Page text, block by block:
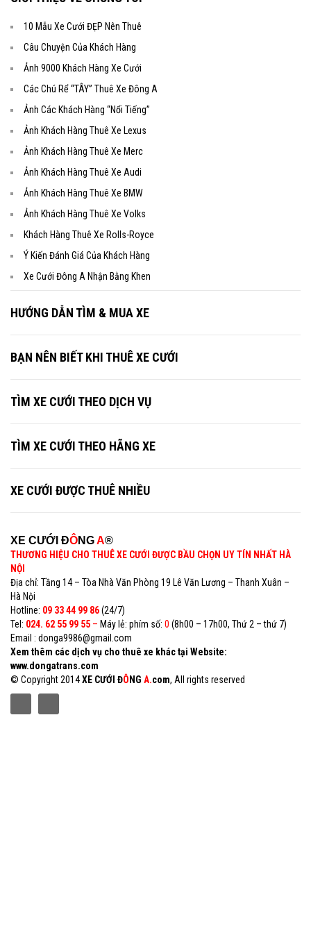
10 Mẫu Xe Cưới ĐẸP Nên Thuê
Câu Chuyện Của Khách Hàng
Ảnh 9000 Khách Hàng Xe Cưới
Các Chú Rể “TÂY” Thuê Xe Đông A
Ảnh Các Khách Hàng “Nổi Tiếng”
Ảnh Khách Hàng Thuê Xe Lexus
Ảnh Khách Hàng Thuê Xe Merc
Ảnh Khách Hàng Thuê Xe Audi
Ảnh Khách Hàng Thuê Xe BMW
Ảnh Khách Hàng Thuê Xe Volks
Khách Hàng Thuê Xe Rolls-Royce
Ý Kiến Đánh Giá Của Khách Hàng
Xe Cưới Đông A Nhận Bằng Khen
HƯỚNG DẪN TÌM & MUA XE
BẠN NÊN BIẾT KHI THUÊ XE CƯỚI
TÌM XE CƯỚI THEO DỊCH VỤ
TÌM XE CƯỚI THEO HÃNG XE
XE CƯỚI ĐƯỢC THUÊ NHIỀU
XE CƯỚI ĐÔNGA®
THƯƠNG HIỆU CHO THUÊ XE CƯỚI ĐƯỢC BẦU CHỌN UY TÍN NHẤT HÀ
NỘI
Địa chỉ: Tầng 14 – Tòa Nhà Văn Phòng 19 Lê Văn Lương – Thanh Xuân –
Hà Nội
Hotline: 09 33 44 99 86(24/7)
Tel: 024. 62 55 99 55 – Máy lẻ: phím số: 0 (8h00 – 17h00, Thứ 2 – thứ 7)
Email : donga9986@gmail.com
Xem thêm các dịch vụ cho thuê xe khác tại Website:
www.dongatrans.com
© Copyright 2014XE CƯỚI ĐÔ NG A.com, All rights reserved